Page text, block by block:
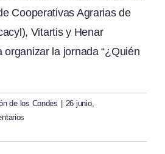
Cooperativas Agrarias de
Vitartis y Henar
organizar la jornada “¿Quién
de los Condes
26 junio,